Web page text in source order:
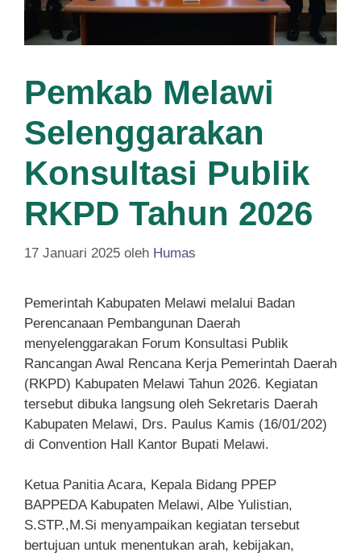
Pemkab Melawi
Selenggarakan
Konsultasi Publik
RKPD Tahun 2026
17 Januari 2025 oleh Humas
Pemerintah Kabupaten Melawi melalui Badan
Perencanaan Pembangunan Daerah
menyelenggarakan Forum Konsultasi Publik
Rancangan Awal Rencana Kerja Pemerintah Daerah
(RKPD) Kabupaten Melawi Tahun 2026. Kegiatan
tersebut dibuka langsung oleh Sekretaris Daerah
Kabupaten Melawi, Drs. Paulus Kamis (16/01/202)
di Convention Hall Kantor Bupati Melawi.
Ketua Panitia Acara, Kepala Bidang PPEP
BAPPEDA Kabupaten Melawi, Albe Yulistian,
S.STP.,M.Si menyampaikan kegiatan tersebut
bertujuan untuk menentukan arah, kebijakan,